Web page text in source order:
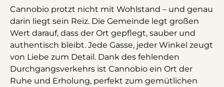
Cannobio protzt nicht mit Wohlstand – und genau
darin liegt sein Reiz. Die Gemeinde legt großen
Wert darauf, dass der Ort gepflegt, sauber und
authentisch bleibt. Jede Gasse, jeder Winkel zeugt
von Liebe zum Detail. Dank des fehlenden
Durchgangsverkehrs ist Cannobio ein Ort der
Ruhe und Erholung, perfekt zum gemütlichen